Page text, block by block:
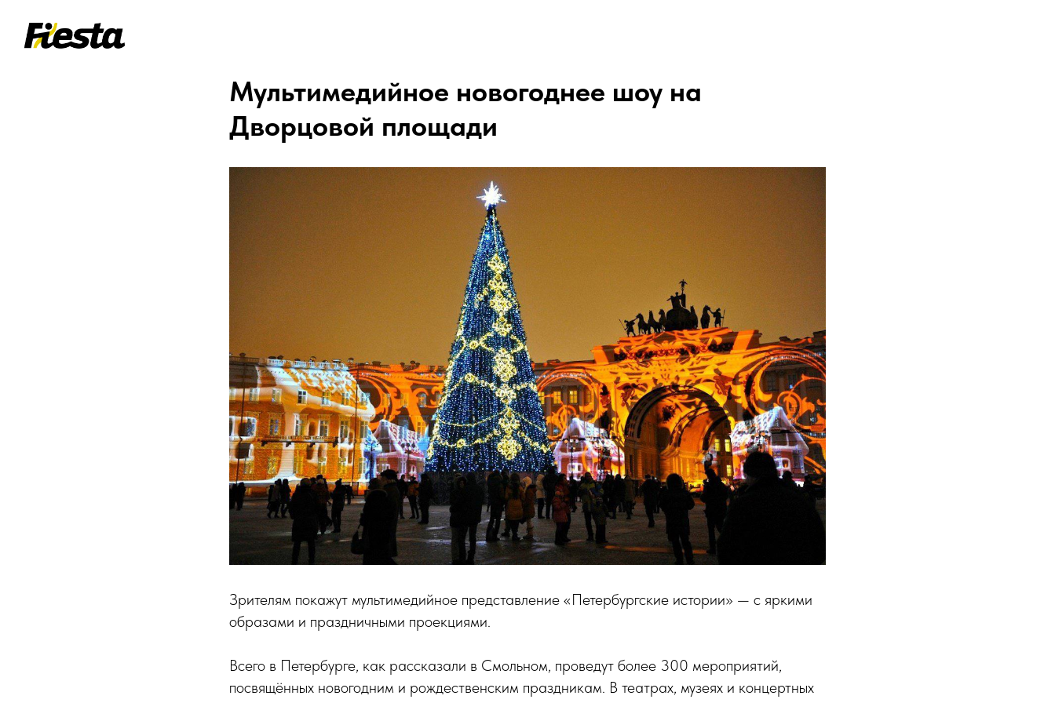
Мультимедийное новогоднее шоу на
Дворцовой площади
Зрителям покажут мультимедийное представление «Петербургские истории» — с яркими
образами и праздничными проекциями.
Всего в Петербурге, как рассказали в Смольном, проведут более 300 мероприятий,
посвящённых новогодним и рождественским праздникам. В театрах, музеях и концертных